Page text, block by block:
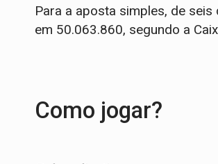
Para a aposta simples, de
em 50.063.860, segundo a
Como jogar?